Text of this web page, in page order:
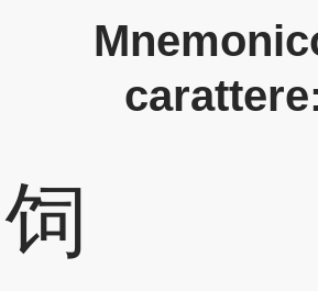
饲